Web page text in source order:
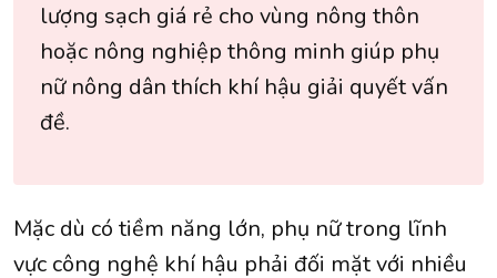
lượng sạch giá rẻ cho vùng nông thôn
hoặc nông nghiệp thông minh giúp phụ
nữ nông dân thích khí hậu giải quyết vấn
đề.
Mặc dù có tiềm năng lớn, phụ nữ trong lĩnh
vực công nghệ khí hậu phải đối mặt với nhiều